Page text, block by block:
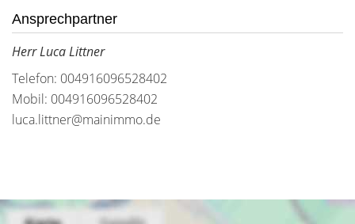
Ansprechpartner
Herr Luca Littner
Telefon: 004916096528402
Mobil: 004916096528402
luca.littner@mainimmo.de